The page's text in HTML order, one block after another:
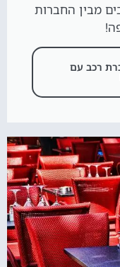
מבין החברות
רכב עם